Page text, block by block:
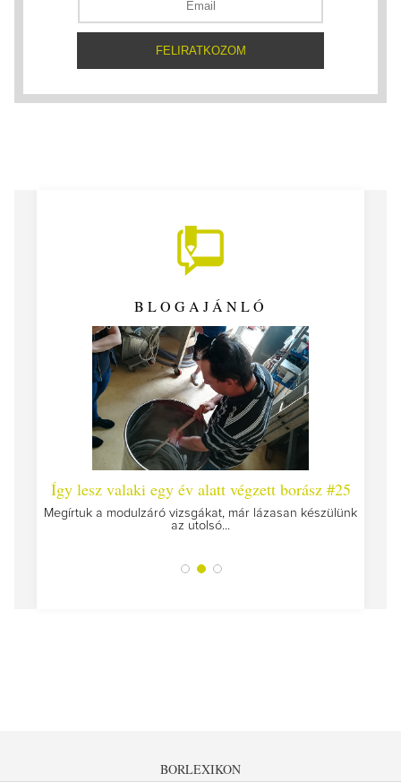
BLOGAJÁNLÓ
Így lesz valaki egy év alatt végzett borász #25
Megírtuk a modulzáró vizsgákat, már lázasan készülünk
az utolsó...
BORLEXIKON